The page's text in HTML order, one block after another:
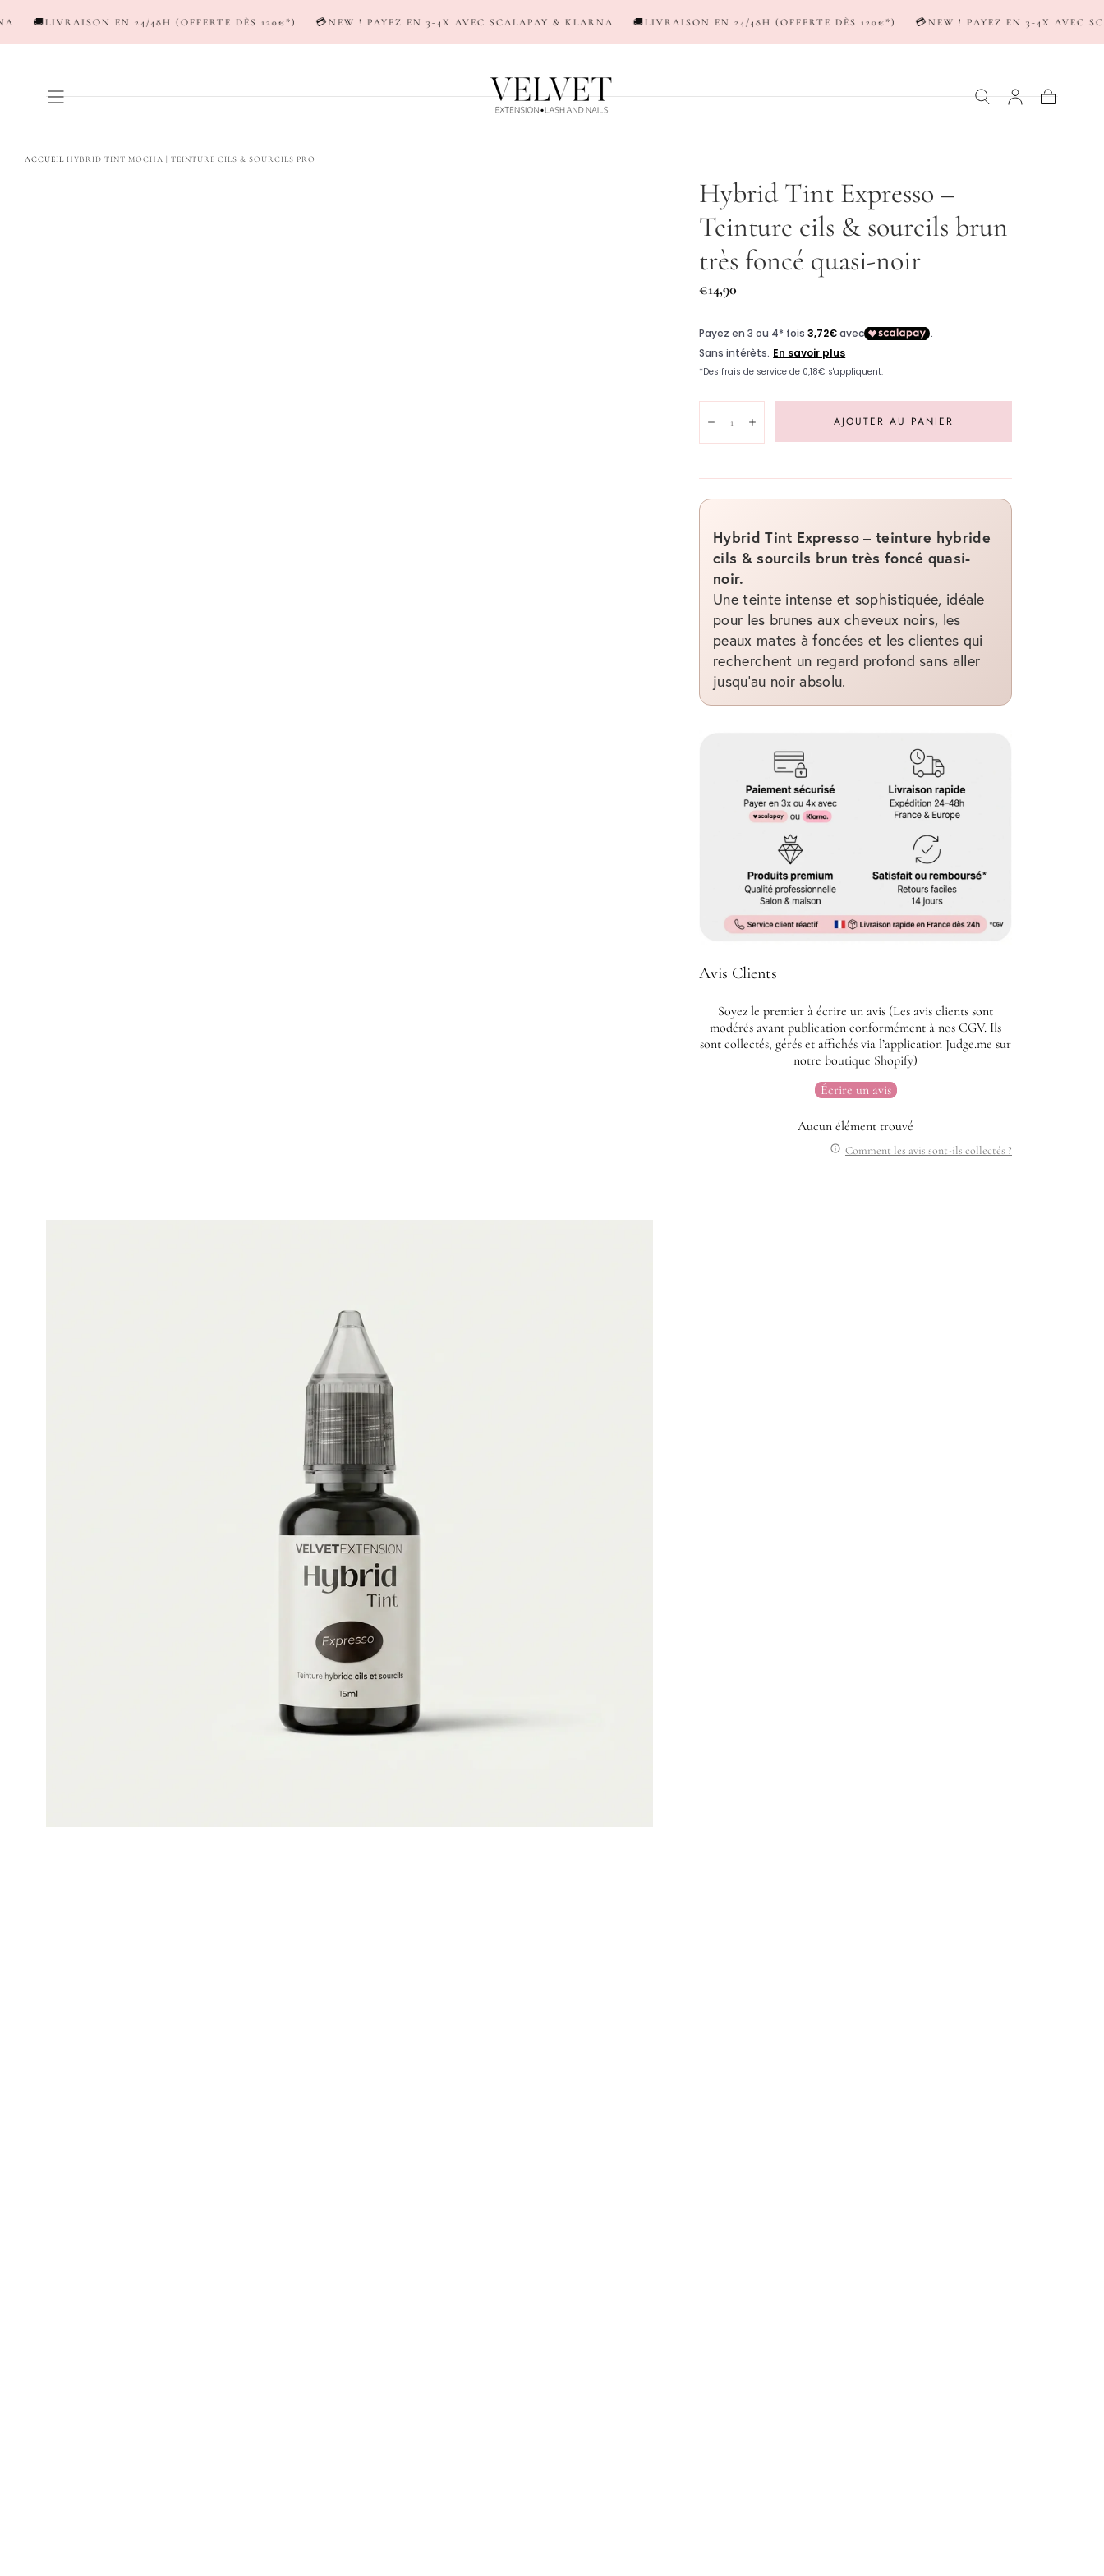
PASSER AU
CONTENU
EN 24/48H (OFFERTE DÈS 120€*) 💳NEW ! PAYEZ EN 3-4X AVEC SCALAPAY & KLARNA 🚚LIVRAISON EN 24/48H (OFFERTE DÈS 120€*) 💳NEW ! PAYEZ EN 3-4X AVEC SCALAPAY &
ACCUEIL HYBRID TINT MOCHA | TEINTURE CILS & SOURCILS PRO
Hybrid Tint Expresso –
Teinture cils & sourcils brun
très foncé quasi-noir
Prix
€14,90
DiminuerAugmenter AJOUTER AU PANIER
Hybrid Tint Expresso – teinture hybride
cils & sourcils brun très foncé quasi-
noir.
Une teinte intense et sophistiquée, idéale
pour les brunes aux cheveux noirs, les
peaux mates à foncées et les clientes qui
recherchent un regard profond sans aller
jusqu’au noir absolu.
Avis Clients
Soyez le premier à écrire un avis (Les avis clients sont
modérés avant publication conformément à nos CGV. Ils
sont collectés, gérés et affichés via l’application Judge.me sur
notre boutique Shopify)
Écrire un avis
Aucun élément trouvé
Comment les avis sont-ils collectés ?